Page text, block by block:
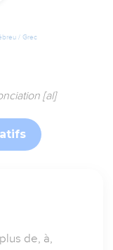
/ Grec
[al]
de, à,